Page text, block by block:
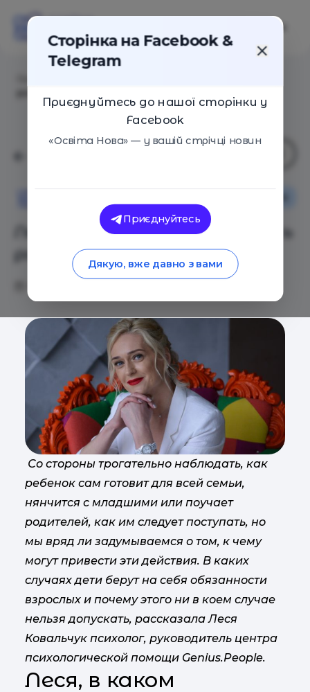
Леся Ковальчук: не меняйтесь
ролью со своими детьми
Со стороны трогательно наблюдать, как
ребенок сам готовит для всей семьи,
нянчится с младшими или поучает
родителей, как им следует поступать, но
мы вряд ли задумываемся о том, к чему
могут привести эти действия. В каких
случаях дети берут на себя обязанности
взрослых и почему этого ни в коем случае
нельзя допускать, рассказала Леся
Ковальчук психолог, руководитель центра
психологической помощи Genius.People.
Леся, в каком
Сторінка на Facebook &
Telegram
Приєднуйтесь до нашої сторінки у
Facebook
«Освіта Нова» — у вашій стрічці новин
Приєднуйтесь
Дякую, вже давно з вами